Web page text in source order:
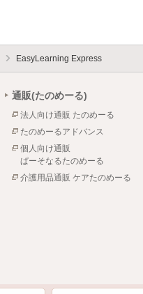
EasyLearning Express
通販(たのめーる)
法人向け通販 たのめーる
たのめーるアドバンス
個人向け通販
ぱーそなるたのめーる
介護用品通販 ケアたのめーる